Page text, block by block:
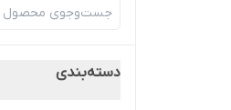
دسته‌بندی